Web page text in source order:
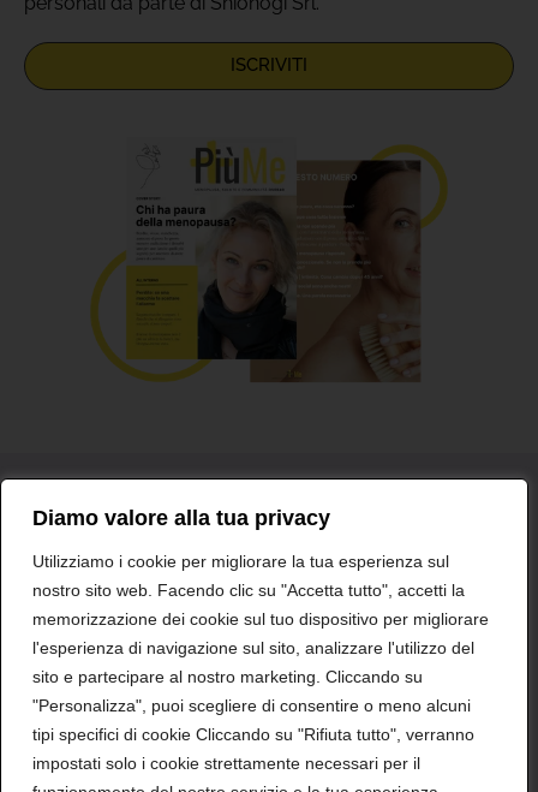
Diamo valore alla tua privacy
Utilizziamo i cookie per migliorare la tua esperienza sul
nostro sito web. Facendo clic su "Accetta tutto", accetti la
memorizzazione dei cookie sul tuo dispositivo per migliorare
l'esperienza di navigazione sul sito, analizzare l'utilizzo del
sito e partecipare al nostro marketing. Cliccando su
"Personalizza", puoi scegliere di consentire o meno alcuni
tipi specifici di cookie Cliccando su "Rifiuta tutto", verranno
impostati solo i cookie strettamente necessari per il
ISCRIVITI
Glossario Medici e professionisti
Shionogi Europa Dichiarazioni sulla Privacy
Eventi Avversi Mappa del Sito Cookies